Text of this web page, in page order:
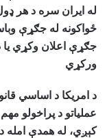
له ایران سره د هر
ځواکونه له جګړې
جګړې اعلان وکړي یا
ورکړي
د امریکا د اساسي
عملیاتو د پراخولو
کېږي، له همدې